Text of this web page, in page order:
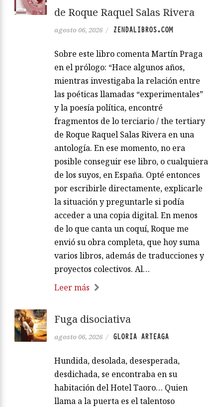
de Roque Raquel Salas Rivera
agosto 06, 2026 / ZENDALIBROS.COM
Sobre este libro comenta Martín Praga
en el prólogo: “Hace algunos años,
mientras investigaba la relación entre
las poéticas llamadas “experimentales”
y la poesía política, encontré
fragmentos de lo terciario / the tertiary
de Roque Raquel Salas Rivera en una
antología. En ese momento, no era
posible conseguir ese libro, o cualquiera
de los suyos, en España. Opté entonces
por escribirle directamente, explicarle
la situación y preguntarle si podía
acceder a una copia digital. En menos
de lo que canta un coquí, Roque me
envió su obra completa, que hoy suma
varios libros, además de traducciones y
proyectos colectivos. Al…
Leer más
Fuga disociativa
agosto 06, 2026 / GLORIA ARTEAGA
Hundida, desolada, desesperada,
desdichada, se encontraba en su
habitación del Hotel Taoro… Quien
llama a la puerta es el talentoso